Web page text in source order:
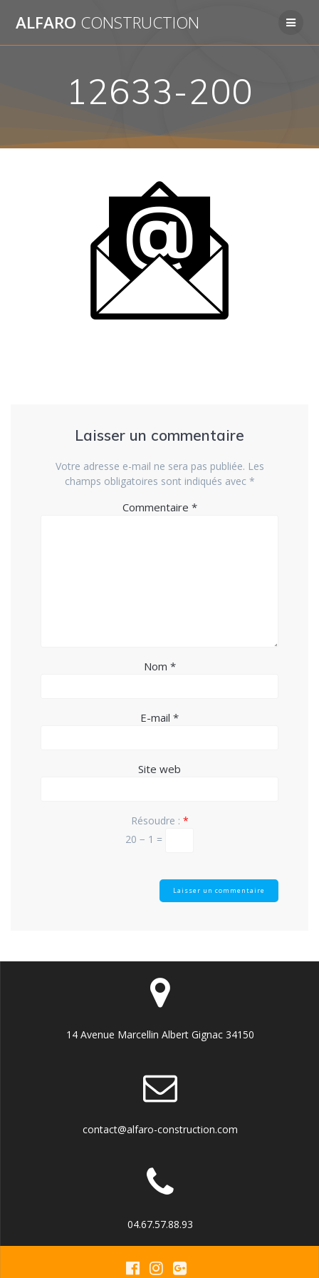
au
ALFARO CONSTRUCTION
12633-200
Laisser un commentaire
Votre adresse e-mail ne sera pas publiée. Les
champs obligatoires sont indiqués avec *
Commentaire *
Nom *
E-mail *
Site web
Résoudre : *
20 − 1 =
14 Avenue Marcellin Albert Gignac 34150
contact@alfaro-construction.com
04.67.57.88.93